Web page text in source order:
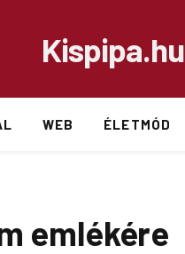
Kispipa.hu
WEB ÉLETMÓD
emlékére